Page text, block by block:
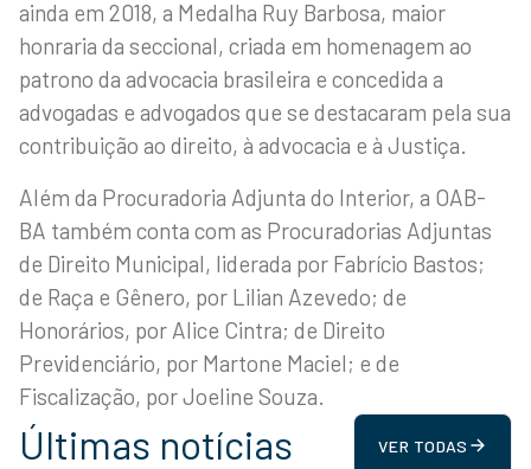
ainda em 2018, a Medalha Ruy Barbosa, maior
honraria da seccional, criada em homenagem ao
patrono da advocacia brasileira e concedida a
advogadas e advogados que se destacaram pela sua
contribuição ao direito, à advocacia e à Justiça.
Além da Procuradoria Adjunta do Interior, a OAB-
BA também conta com as Procuradorias Adjuntas
de Direito Municipal, liderada por Fabrício Bastos;
de Raça e Gênero, por Lilian Azevedo; de
Honorários, por Alice Cintra; de Direito
Previdenciário, por Martone Maciel; e de
Fiscalização, por Joeline Souza.
Últimas notícias VER TODAS